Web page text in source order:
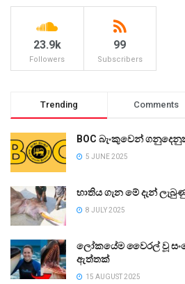
23.9k
Followers
99
Subscribers
Trending Comments
BOC බැංකුවෙන්
5 JUNE 2025
භාතිය ගැන මේ දැන්
8 JULY 2025
ලෝකයේම වෛරල් වූ
ඇත්තක්
15 AUGUST 2025